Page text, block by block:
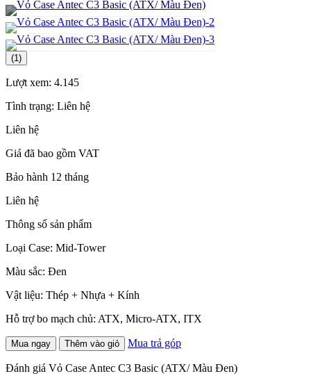
(1)
Lượt xem: 4.145
Tình trạng: Liên hệ
Liên hệ
Giá đã bao gồm VAT
Bảo hành 12 tháng
Liên hệ
Thông số sản phẩm
Loại Case: Mid-Tower
Màu sắc: Đen
Vật liệu: Thép + Nhựa + Kính
Hỗ trợ bo mạch chủ: ATX, Micro-ATX, ITX
Mua ngay Thêm vào giỏ Mua trả góp
Đánh giá Vỏ Case Antec C3 Basic (ATX/ Màu Đen)